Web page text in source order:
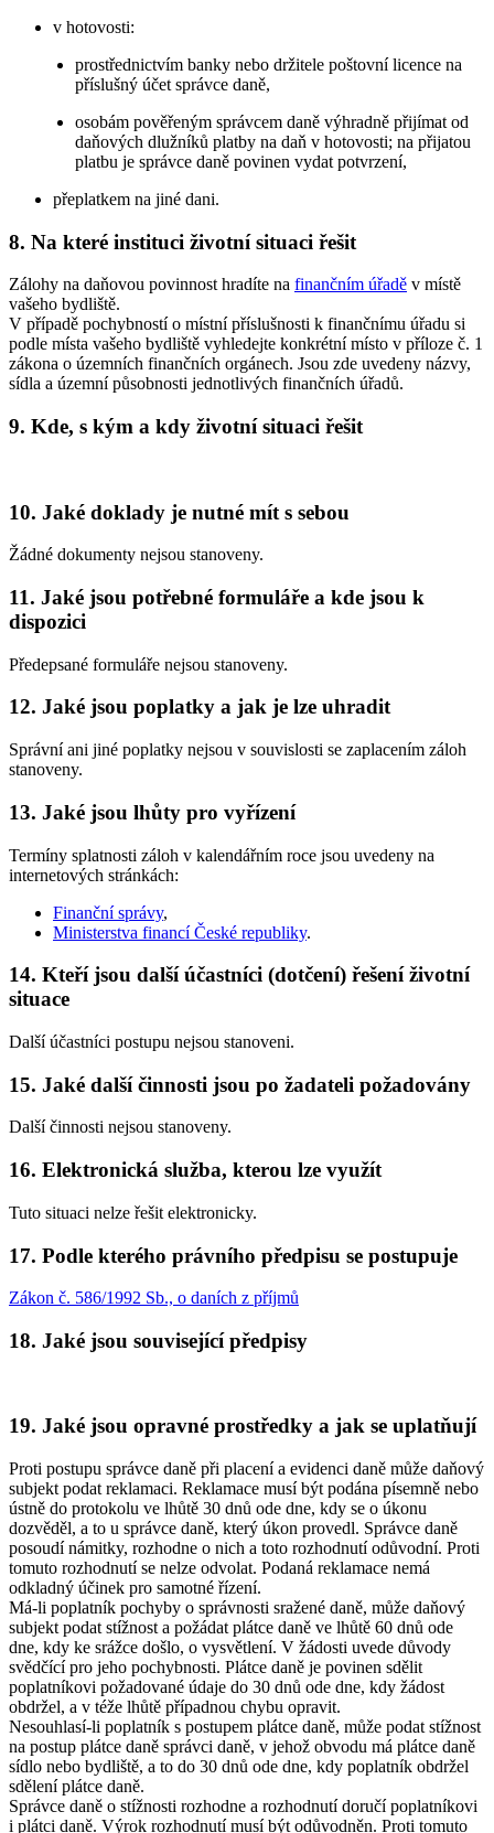
v hotovosti:
prostřednictvím banky nebo držitele poštovní licence na
příslušný účet správce daně,
osobám pověřeným správcem daně výhradně přijímat od
daňových dlužníků platby na daň v hotovosti; na přijatou
platbu je správce daně povinen vydat potvrzení,
přeplatkem na jiné dani.
8. Na které instituci životní situaci řešit
Zálohy na daňovou povinnost hradíte na finančním úřadě v místě
vašeho bydliště.
V případě pochybností o místní příslušnosti k finančnímu úřadu si
podle místa vašeho bydliště vyhledejte konkrétní místo v příloze č. 1
zákona o územních finančních orgánech. Jsou zde uvedeny názvy,
sídla a územní působnosti jednotlivých finančních úřadů.
9. Kde, s kým a kdy životní situaci řešit
10. Jaké doklady je nutné mít s sebou
Žádné dokumenty nejsou stanoveny.
11. Jaké jsou potřebné formuláře a kde jsou k
dispozici
Předepsané formuláře nejsou stanoveny.
12. Jaké jsou poplatky a jak je lze uhradit
Správní ani jiné poplatky nejsou v souvislosti se zaplacením záloh
stanoveny.
13. Jaké jsou lhůty pro vyřízení
Termíny splatnosti záloh v kalendářním roce jsou uvedeny na
internetových stránkách:
Finanční správy,
Ministerstva financí České republiky.
14. Kteří jsou další účastníci (dotčení) řešení životní
situace
Další účastníci postupu nejsou stanoveni.
15. Jaké další činnosti jsou po žadateli požadovány
Další činnosti nejsou stanoveny.
16. Elektronická služba, kterou lze využít
Tuto situaci nelze řešit elektronicky.
17. Podle kterého právního předpisu se postupuje
Zákon č. 586/1992 Sb., o daních z příjmů
18. Jaké jsou související předpisy
19. Jaké jsou opravné prostředky a jak se uplatňují
Proti postupu správce daně při placení a evidenci daně může daňový
subjekt podat reklamaci. Reklamace musí být podána písemně nebo
ústně do protokolu ve lhůtě 30 dnů ode dne, kdy se o úkonu
dozvěděl, a to u správce daně, který úkon provedl. Správce daně
posoudí námitky, rozhodne o nich a toto rozhodnutí odůvodní. Proti
tomuto rozhodnutí se nelze odvolat. Podaná reklamace nemá
odkladný účinek pro samotné řízení.
Má-li poplatník pochyby o správnosti sražené daně, může daňový
subjekt podat stížnost a požádat plátce daně ve lhůtě 60 dnů ode
dne, kdy ke srážce došlo, o vysvětlení. V žádosti uvede důvody
svědčící pro jeho pochybnosti. Plátce daně je povinen sdělit
poplatníkovi požadované údaje do 30 dnů ode dne, kdy žádost
obdržel, a v téže lhůtě případnou chybu opravit.
Nesouhlasí-li poplatník s postupem plátce daně, může podat stížnost
na postup plátce daně správci daně, v jehož obvodu má plátce daně
sídlo nebo bydliště, a to do 30 dnů ode dne, kdy poplatník obdržel
sdělení plátce daně.
Správce daně o stížnosti rozhodne a rozhodnutí doručí poplatníkovi
i plátci daně. Výrok rozhodnutí musí být odůvodněn. Proti tomuto